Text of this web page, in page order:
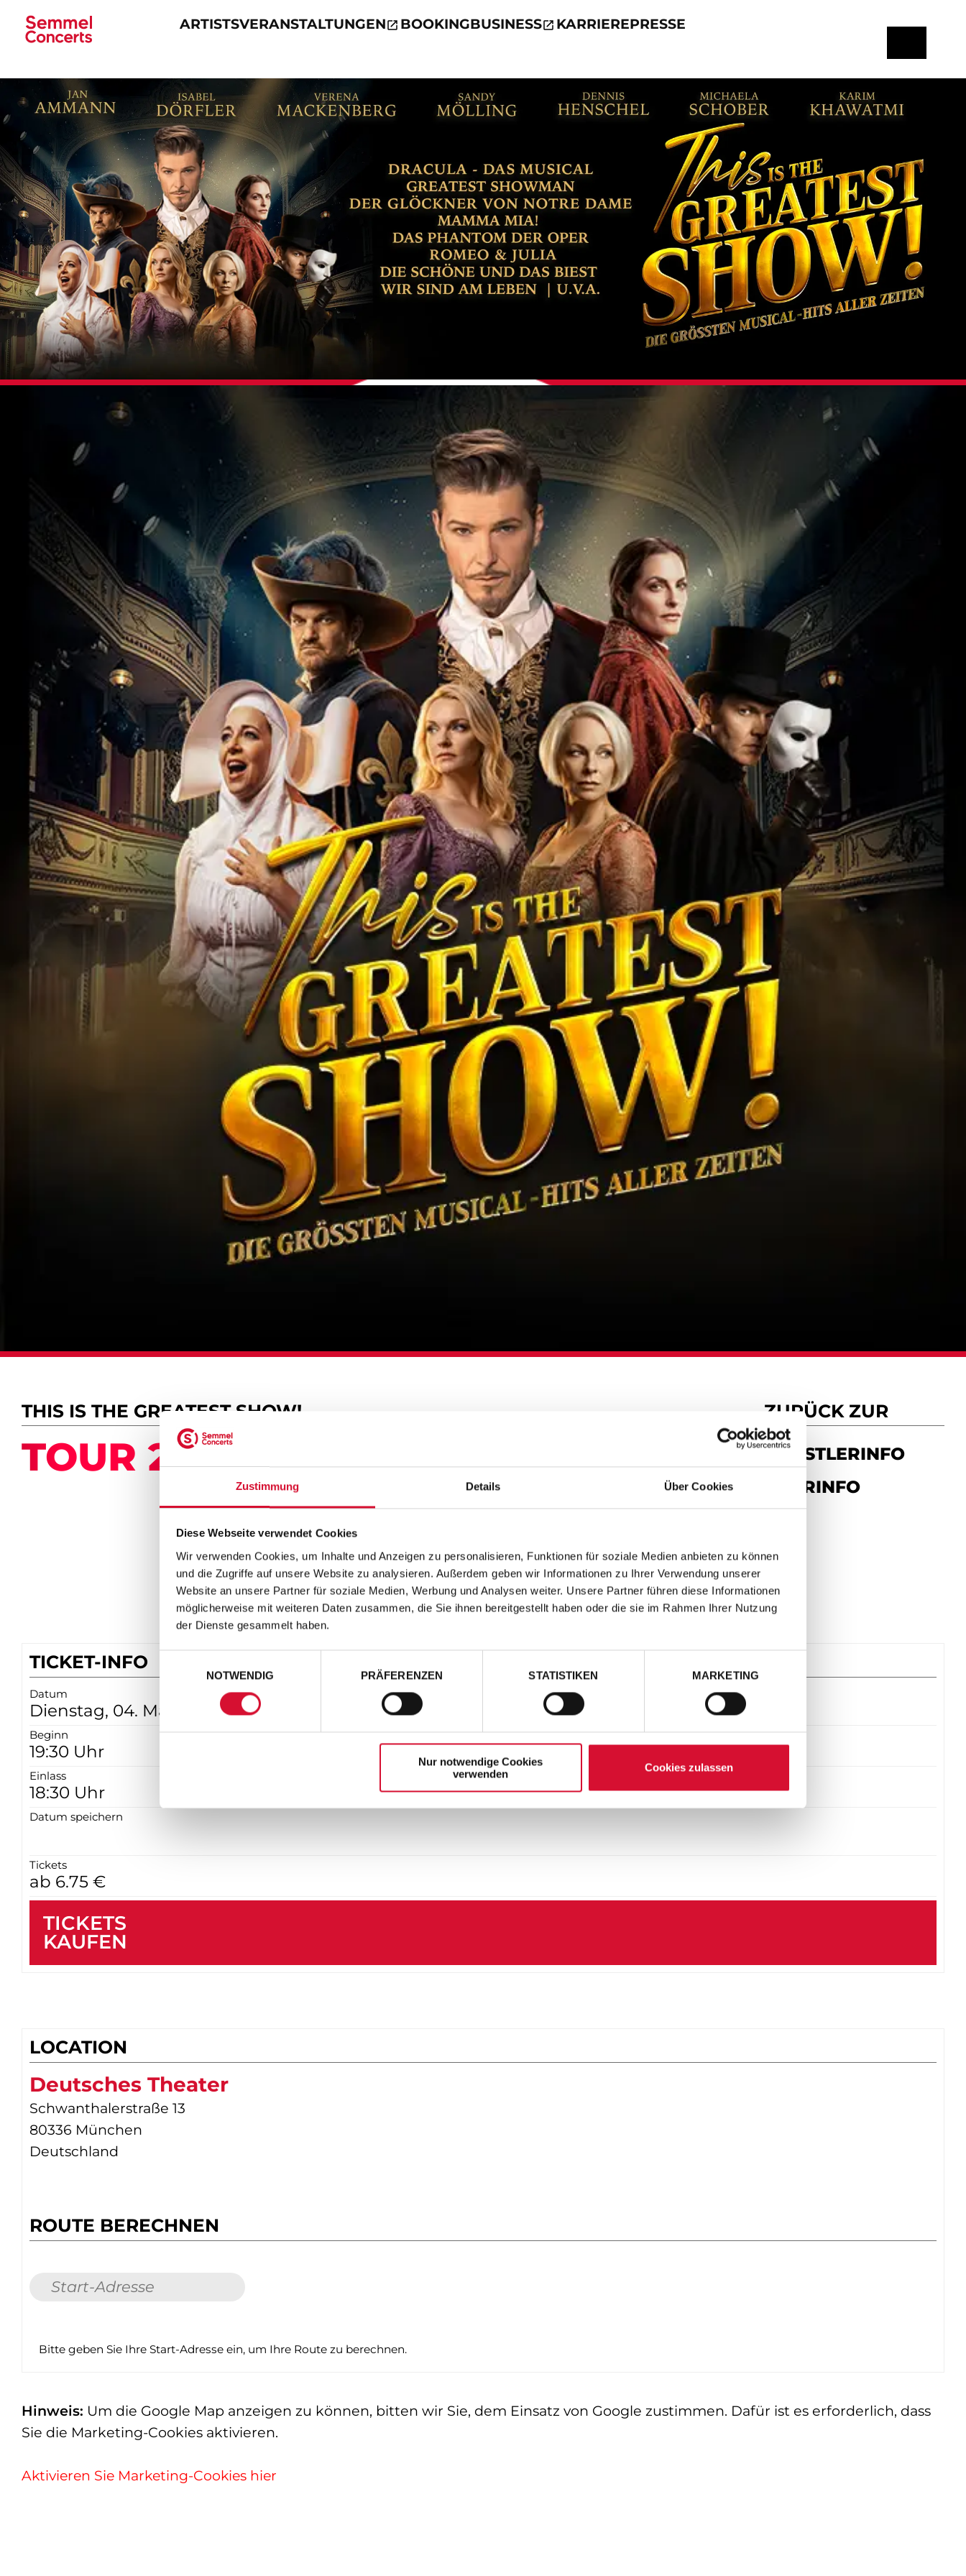
Zustimmung Details Über Cookies
Diese Webseite verwendet Cookies
Wir verwenden Cookies, um Inhalte und Anzeigen zu personalisieren, Funktionen für soziale Medien anbieten zu können
und die Zugriffe auf unsere Website zu analysieren. Außerdem geben wir Informationen zu Ihrer Verwendung unserer
Website an unsere Partner für soziale Medien, Werbung und Analysen weiter. Unsere Partner führen diese Informationen
möglicherweise mit weiteren Daten zusammen, die Sie ihnen bereitgestellt haben oder die sie im Rahmen Ihrer Nutzung
der Dienste gesammelt haben.
NOTWENDIG
PRÄFERENZEN STATISTIKEN MARKETING
Nur notwendige Cookies
verwenden
Cookies zulassen
ARTISTSVERANSTALTUNGEN BOOKINGBUSINESS KARRIEREPRESSE
THIS IS THE GREATEST SHOW!
TOUR 2027
ZURÜCK ZUR
KÜNSTLERINFO
TOURINFO
TICKET-INFO
Datum
Dienstag, 04. Mai 2027
Beginn
19:30 Uhr
Einlass
18:30 Uhr
Datum speichern
Tickets
ab 6.75 €
TICKETS
KAUFEN
LOCATION
Deutsches Theater
Schwanthalerstraße 13
80336 München
Deutschland
ROUTE BERECHNEN
Bitte geben Sie Ihre Start-Adresse ein, um Ihre Route zu berechnen.
Hinweis: Um die Google Map anzeigen zu können, bitten wir Sie, dem Einsatz von Google zustimmen. Dafür ist es erforderlich, dass
Sie die Marketing-Cookies aktivieren.
Aktivieren Sie Marketing-Cookies hier